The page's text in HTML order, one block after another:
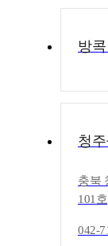
방
청
충북
101호
042-